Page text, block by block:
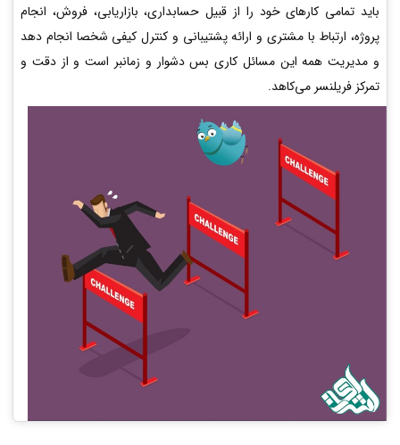
باید تمامی کارهای خود را از قبیل حسابداری، بازاریابی، فروش، انجام
پروژه، ارتباط با مشتری و ارائه پشتیبانی و کنترل کیفی شخصا انجام دهد
و مدیریت همه این مسائل کاری بس دشوار و زمانبر است و از دقت و
تمرکز فریلنسر می‌کاهد.